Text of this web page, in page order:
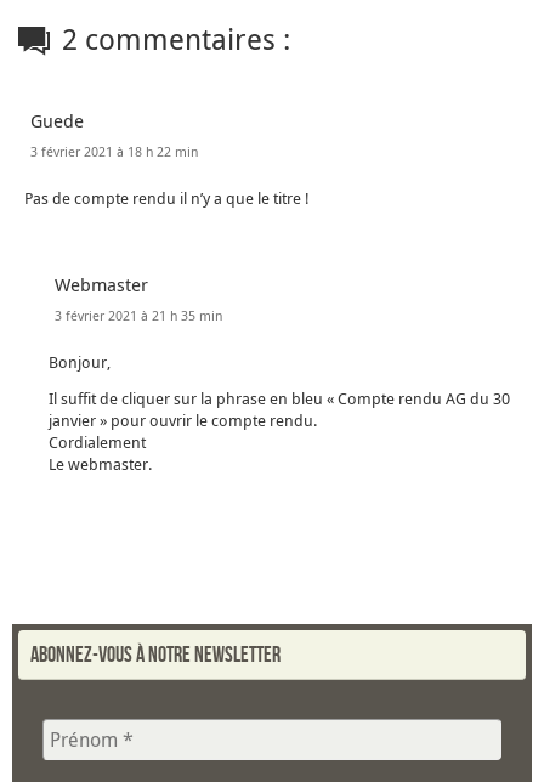
2 commentaires :
Guede
3 février 2021 à 18 h 22 min
Pas de compte rendu il n’y a que le titre !
Webmaster
3 février 2021 à 21 h 35 min
Bonjour,
Il suffit de cliquer sur la phrase en bleu « Compte rendu AG du 30
janvier » pour ouvrir le compte rendu.
Cordialement
Le webmaster.
Abonnez-vous à notre newsletter